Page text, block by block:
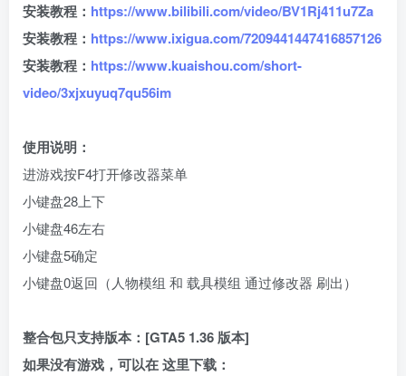
安装教程： https://www.bilibili.com/video/BV1Rj411u7Za
安装教程： https://www.ixigua.com/7209441447416857126
安装教程： https://www.kuaishou.com/short-
video/3xjxuyuq7qu56im
使用说明：
进游戏按F4打开修改器菜单
小键盘28上下
小键盘46左右
小键盘5确定
小键盘0返回（人物模组 和 载具模组 通过修改器 刷出）
整合包只支持版本：[GTA5 1.36 版本]
如果没有游戏，可以在 这里下载：